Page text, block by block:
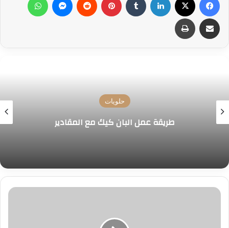
مشاركة عبر البريد طباعة
حلويات
طريقة عمل البان كيك مع المقادير
طريقة